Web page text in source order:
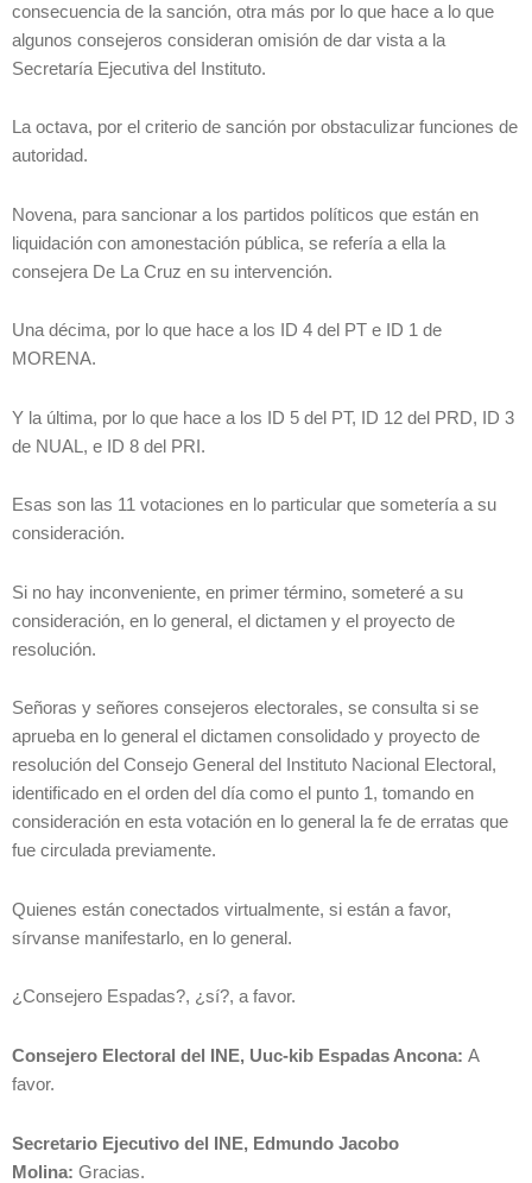
consecuencia de la sanción, otra más por lo que hace a lo que
algunos consejeros consideran omisión de dar vista a la
Secretaría Ejecutiva del Instituto.
La octava, por el criterio de sanción por obstaculizar funciones de
autoridad.
Novena, para sancionar a los partidos políticos que están en
liquidación con amonestación pública, se refería a ella la
consejera De La Cruz en su intervención.
Una décima, por lo que hace a los ID 4 del PT e ID 1 de
MORENA.
Y la última, por lo que hace a los ID 5 del PT, ID 12 del PRD, ID 3
de NUAL, e ID 8 del PRI.
Esas son las 11 votaciones en lo particular que sometería a su
consideración.
Si no hay inconveniente, en primer término, someteré a su
consideración, en lo general, el dictamen y el proyecto de
resolución.
Señoras y señores consejeros electorales, se consulta si se
aprueba en lo general el dictamen consolidado y proyecto de
resolución del Consejo General del Instituto Nacional Electoral,
identificado en el orden del día como el punto 1, tomando en
consideración en esta votación en lo general la fe de erratas que
fue circulada previamente.
Quienes están conectados virtualmente, si están a favor,
sírvanse manifestarlo, en lo general.
¿Consejero Espadas?, ¿sí?, a favor.
Consejero Electoral del INE, Uuc-kib Espadas Ancona: A
favor.
Secretario Ejecutivo del INE, Edmundo Jacobo
Molina: Gracias.